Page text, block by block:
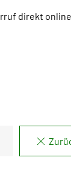
direkt